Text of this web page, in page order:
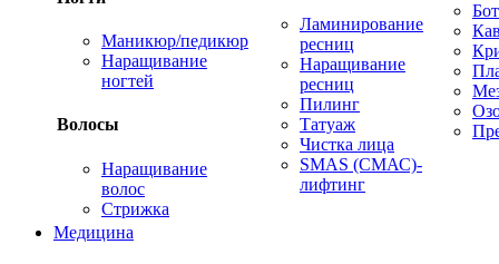
Маникюр/педикюр
Наращивание
ногтей
Волосы
Наращивание
волос
Стрижка
Ламинирование
ресниц
Наращивание
ресниц
Пилинг
Татуаж
Чистка лица
SMAS (СМАС)-
лифтинг
Медицина